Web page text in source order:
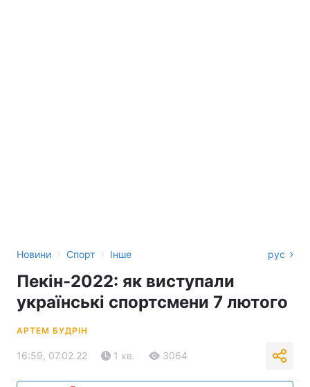
Новини › Спорт › Інше рус
Пекін-2022: як виступали
українські спортсмени 7 лютого
АРТЕМ БУДРІН
16:59, 07.02.22 1 хв. 3064